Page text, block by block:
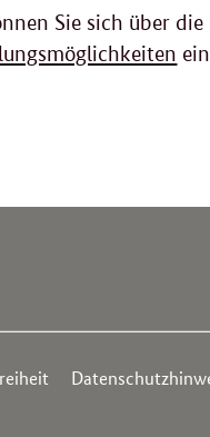
Sie sich über